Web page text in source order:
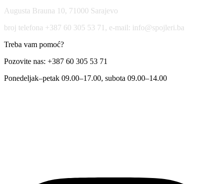
Augusta Brauna 10, 71000 Sarajevo
broj telefona +387 60 305 53 71, e-mail: info@spojleri.ba
Treba vam pomoć?
Pozovite nas: +387 60 305 53 71
Ponedeljak–petak 09.00–17.00, subota 09.00–14.00